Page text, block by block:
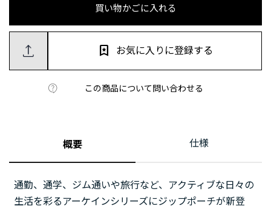
買い物かごに入れる
この商品について問い合わせる
お気に入りに登録する
概要 仕様
通勤、通学、ジム通いや旅行など、アクティブな日々の
生活を彩るアーケインシリーズにジップポーチが新登